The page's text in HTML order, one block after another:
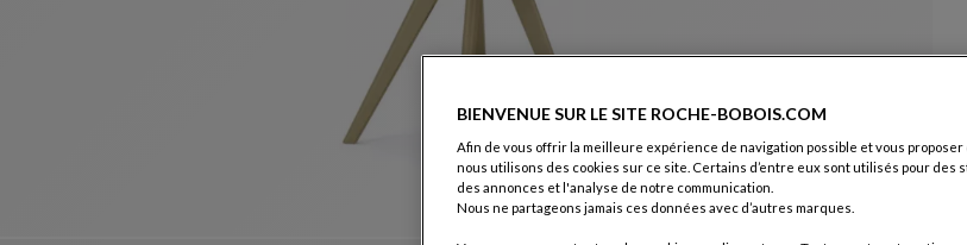
BIENVENUE SUR LE SITE ROCHE-BOBOIS.COM
Afin de vous offrir la meilleure expérience de navigation possible et vous
nous utilisons des cookies sur ce site. Certains d’entre eux sont utilisés pour des
des annonces et l'analyse de notre communication.
Nous ne partageons jamais ces données avec d’autres marques.